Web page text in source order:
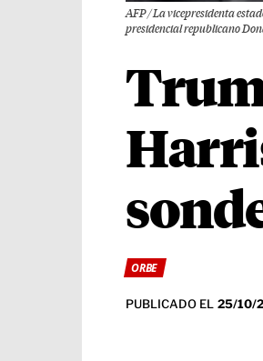
AFP / La vicepresidenta
presidencial republicano
ORBE
PUBLICADO EL 25/10/